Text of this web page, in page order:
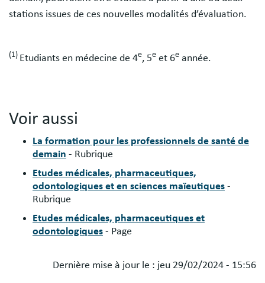
stations issues de ces nouvelles modalités d’évaluation.
(1) Etudiants en médecine de 4e, 5e et 6e année.
Voir aussi
La formation pour les professionnels de santé de
demain - Rubrique
Etudes médicales, pharmaceutiques,
odontologiques et en sciences maïeutiques -
Rubrique
Etudes médicales, pharmaceutiques et
odontologiques - Page
Dernière mise à jour le : jeu 29/02/2024 - 15:56